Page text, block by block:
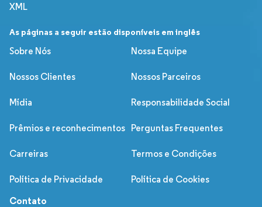
XML
As páginas a seguir estão disponíveis em inglês
Sobre Nós
Nossa Equipe
Nossos Clientes Nossos Parceiros
Mídia Responsabilidade Social
Prêmios e reconhecimentos Perguntas Frequentes
Carreiras Termos e Condições
Política de Privacidade Política de Cookies
Contato